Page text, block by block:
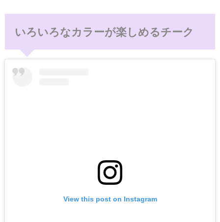
いろいろなカラーが楽しめるチーク
View this post on Instagram